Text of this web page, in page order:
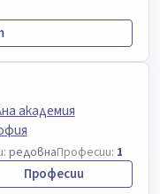
академия
редовнаПрофесии: 1
Професии